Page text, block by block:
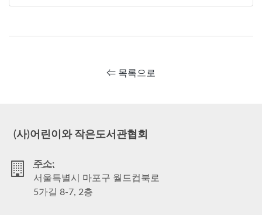
⇐ 목록으로
(사)어린이와 작은도서관협회
주소:
서울특별시 마포구 월드컵북로
5가길 8-7, 2층